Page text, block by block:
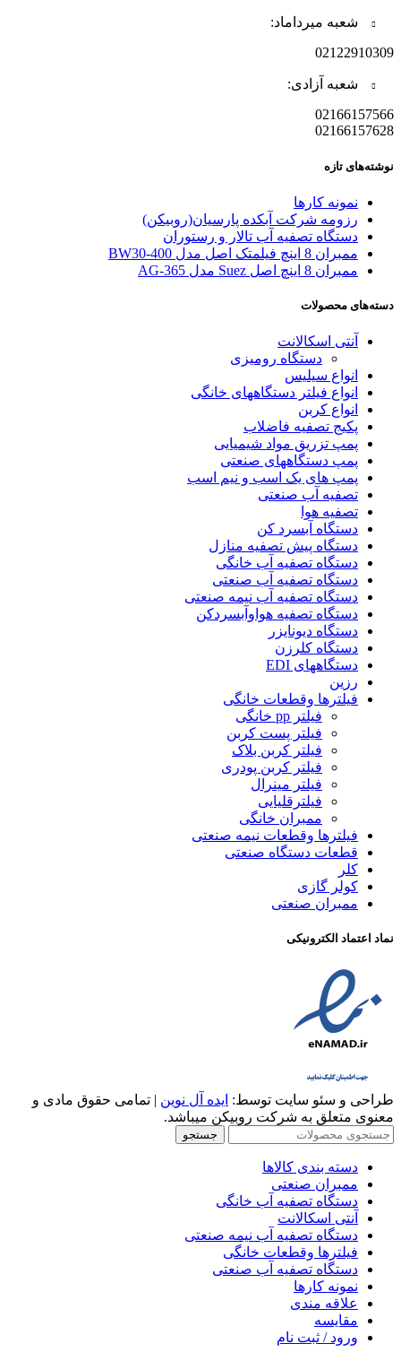
شعبه میرداماد:
02122910309
شعبه آزادی:
02166157566
02166157628
نوشته‌های تازه
نمونه کارها
رزومه شرکت آبکده پارسیان(روبیکن)
دستگاه تصفیه آب تالار و رستوران
ممبران 8 اینچ فیلمتک اصل مدل BW30-400
ممبران 8 اینچ اصل Suez مدل AG-365
دسته‌های محصولات
آنتی اسکالانت
دستگاه رومیزی
انواع سیلیس
انواع فیلتر دستگاههای خانگی
انواع کربن
پکیج تصفیه فاضلاب
پمپ تزریق مواد شیمیایی
پمپ دستگاههای صنعتی
پمپ های یک اسب و نیم اسب
تصفیه آب صنعتی
تصفیه هوا
دستگاه آبسرد کن
دستگاه پیش تصفیه منازل
دستگاه تصفیه آب خانگی
دستگاه تصفیه آب صنعتی
دستگاه تصفیه آب نیمه صنعتی
دستگاه تصفیه هواوآبسردکن
دستگاه دیونایزر
دستگاه کلرزن
دستگاههای EDI
رزین
فیلترها وقطعات خانگی
فیلتر pp خانگی
فیلتر پست کربن
فیلتر کربن بلاک
فیلتر کربن پودری
فیلتر مینرال
فیلترقلیایی
ممبران خانگی
فیلترها وقطعات نیمه صنعتی
قطعات دستگاه صنعتی
کلر
کولر گازی
ممبران صنعتی
نماد اعتماد الکترونیکی
طراحی و سئو سایت توسط: ایده آل نوین | تمامی حقوق مادی و
معنوی متعلق به شرکت روبیکن میباشد.
جستجو
دسته بندی کالاها
ممبران صنعتی
دستگاه تصفیه آب خانگی
آنتی اسکالانت
دستگاه تصفیه آب نیمه صنعتی
فیلترها وقطعات خانگی
دستگاه تصفیه آب صنعتی
نمونه کارها
علاقه مندی
مقایسه
ورود / ثبت نام